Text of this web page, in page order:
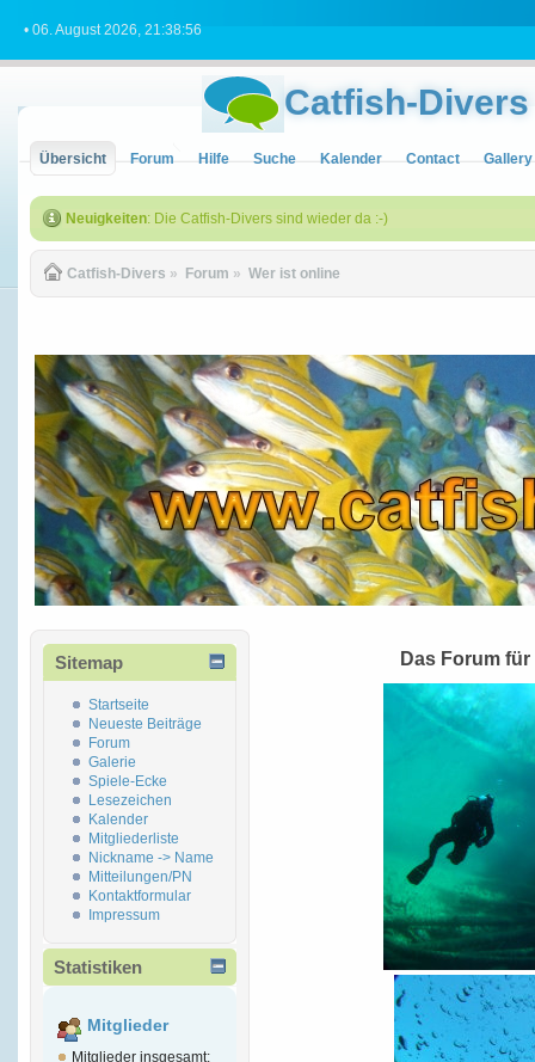
• 06. August 2026, 21:38:56
Catfish-Divers
Übersicht Forum Hilfe Suche Kalender Contact Gallery
Neuigkeiten: Die Catfish-Divers sind wieder da :-)
Catfish-Divers » Forum » Wer ist online
Sitemap
Startseite
Neueste Beiträge
Forum
Galerie
Spiele-Ecke
Lesezeichen
Kalender
Mitgliederliste
Nickname -> Name
Mitteilungen/PN
Kontaktformular
Impressum
Statistiken
Mitglieder
Mitglieder insgesamt:
Das Forum